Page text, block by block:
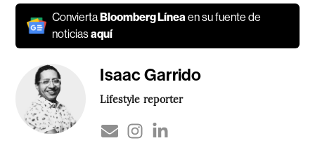
ConviertaBloomberg Línea en su fuente de
noticiasaquí
Isaac Garrido
Lifestyle reporter